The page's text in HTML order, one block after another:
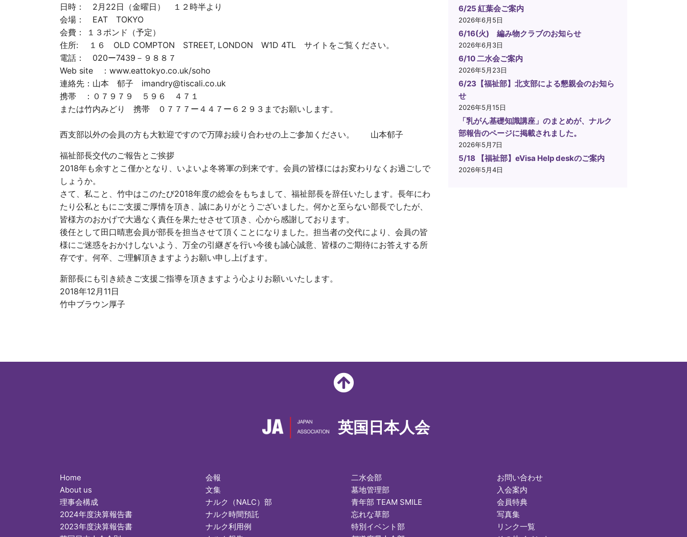
日時： 2月22日（金曜日） １２時半より
会場： EAT TOKYO
会費： １３ポンド（予定）
住所: １６ OLD COMPTON STREET, LONDON W1D 4TL サイトをご覧ください。
電話： 020ー7439－９８８７
Web site ：www.eattokyo.co.uk/soho
連絡先：山本 郁子 imandry@tiscali.co.uk
携帯 ：０７９７９ ５９６ ４７１
または竹内みどり 携帯 ０７７７ー４４７ー６２９３までお願いします。
西支部以外の会員の方も大歓迎ですので万障お繰り合わせの上ご参加ください。 山本郁子
福祉部長交代のご報告とご挨拶
2018年も余すとこ僅かとなり、いよいよ冬将軍の到来です。会員の皆様にはお変わりなくお過ごしで
しょうか。
さて、私こと、竹中はこのたび2018年度の総会をもちまして、福祉部長を辞任いたします。長年にわ
たり公私ともにご支援ご厚情を頂き、誠にありがとうございました。何かと至らない部長でしたが、
皆様方のおかげで大過なく責任を果たせさせて頂き、心から感謝しております。
後任として田口晴恵会員が部長を担当させて頂くことになりました。担当者の交代により、会員の皆
様にご迷惑をおかけしないよう、万全の引継ぎを行い今後も誠心誠意、皆様のご期待にお答えする所
存です。何卒、ご理解頂きますようお願い申し上げます。
新部長にも引き続きご支援ご指導を頂きますよう心よりお願いいたします。
2018年12月11日
竹中ブラウン厚子
6/25 紅葉会ご案内
2026年6月5日
6/16(火) 編み物クラブのお知らせ
2026年6月3日
6/10 二水会ご案内
2026年5月23日
6/23【福祉部】北支部による懇親会のお知ら
せ
2026年5月15日
「乳がん基礎知識講座」のまとめが、ナルク
部報告のページに掲載されました。
2026年5月7日
5/18 【福祉部】eVisa Help deskのご案内
2026年5月4日
英国日本人会
Home
About us
理事会構成
2024年度決算報告書
2023年度決算報告書
会報
文集
ナルク（NALC）部
ナルク時間預託
ナルク利用例
二水会部
墓地管理部
青年部 TEAM SMILE
忘れな草部
特別イベント部
お問い合わせ
入会案内
会員特典
写真集
リンク一覧